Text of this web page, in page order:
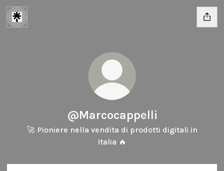
@Marcocappelli
🚀 Pioniere nella vendita di prodotti digitali in
Italia 🔥